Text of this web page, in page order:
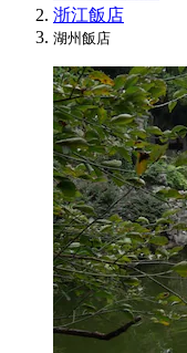
浙江飯店
湖州飯店